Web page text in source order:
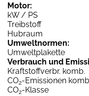
Motor:
kW / PS
Treibstoff
Hubraum
Umweltnormen:
Umweltplakette
Verbrauch und
Kraftstoffverbr. komb.
CO2-Emissionen
CO2-Klasse